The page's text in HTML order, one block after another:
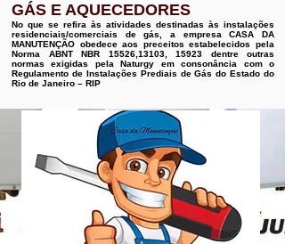
GÁS E AQUECEDORES
No que se refira às atividades destinadas às instalações
residenciais/comerciais de gás, a empresa CASA DA
MANUTENÇÃO obedece aos preceitos estabelecidos pela
Norma ABNT NBR 15526,13103, 15923 dentre outras
normas exigidas pela Naturgy em consonância com o
Regulamento de Instalações Prediais de Gás do Estado do
Rio de Janeiro – RIP